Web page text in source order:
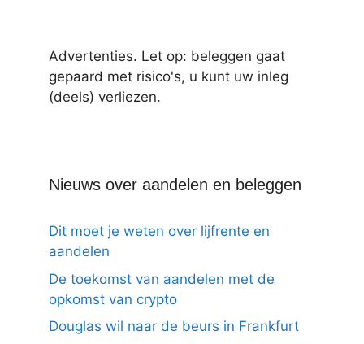
Advertenties. Let op: beleggen gaat
gepaard met risico's, u kunt uw inleg
(deels) verliezen.
Nieuws over aandelen en beleggen
Dit moet je weten over lijfrente en
aandelen
De toekomst van aandelen met de
opkomst van crypto
Douglas wil naar de beurs in Frankfurt